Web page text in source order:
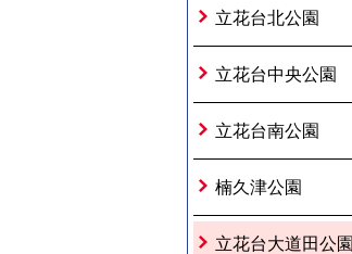
立花台北公園
立花台中央公園
立花台南公園
楠久津公園
立花台大道田公園